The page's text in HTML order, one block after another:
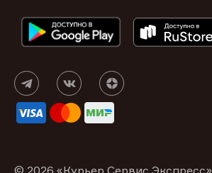
© 2026 «Курьер Сервис Экспресс»